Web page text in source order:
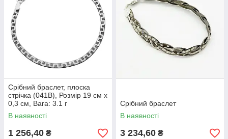
Срібний браслет, плоска
стрічка (041В), Розмір 19 см x
0,3 см, Вага: 3.1 г
В наявності
1 256,40 ₴
Срібний браслет
В наявності
3 234,60 ₴